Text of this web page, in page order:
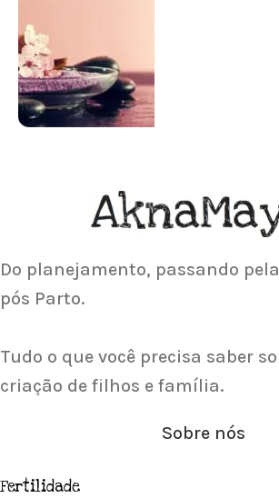
Para antes e depois de
Saiba Mais
Acupuntura focada para
Do planejamento, passando
pós Parto.
Tudo o que você precisa saber
criação de filhos e família.
Sobre nós
Fertilidade